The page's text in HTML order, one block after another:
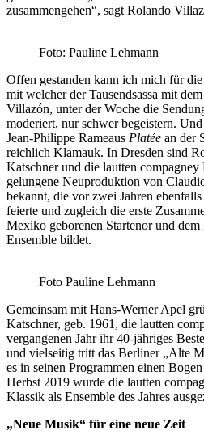
zusammengehen“, sagt Rolando
Foto: Pauline Lehmann
Offen gestanden kann ich mich für
mit welcher der Tausendsassa mit
Villazón, unter der Woche die
moderiert, nur schwer begeistern.
Jean-Philippe Rameaus Platée an der
reichlich Klamauk. In Dresden sind
Katschner und die lautten
gelungene Neuproduktion von
bekannt, die vor zwei Jahren
feierte und zugleich die erste
Mexiko geborenen Startenor und
Ensemble bildet.
Foto Pauline Lehmann
Gemeinsam mit Hans-Werner Apel
Katschner, geb. 1961, die lautten
vergangenen Jahr ihr 40-jähriges
und vielseitig tritt das Berliner „Alte
es in seinen Programmen einen
Herbst 2019 wurde die lautten
Klassik als Ensemble des Jahres
„Neue Musik“ für eine neue Zeit